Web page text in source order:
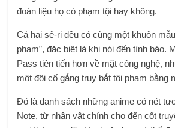
đoán liệu họ có phạm tội hay không.
Cả hai sê-ri đều có cùng một khuôn
phạm”, đặc biệt là khi nói đến tình báo.
Pass tiên tiến hơn về mặt công nghệ,
một đội cố gắng truy bắt tội phạm bằng
Đó là danh sách những anime có nét
Note, từ nhân vật chính cho đến cốt